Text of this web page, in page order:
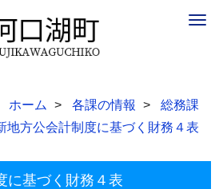
ホーム 各課の情報
総務課
地方公会計制度に基づく財務４表
に基づく財務４表